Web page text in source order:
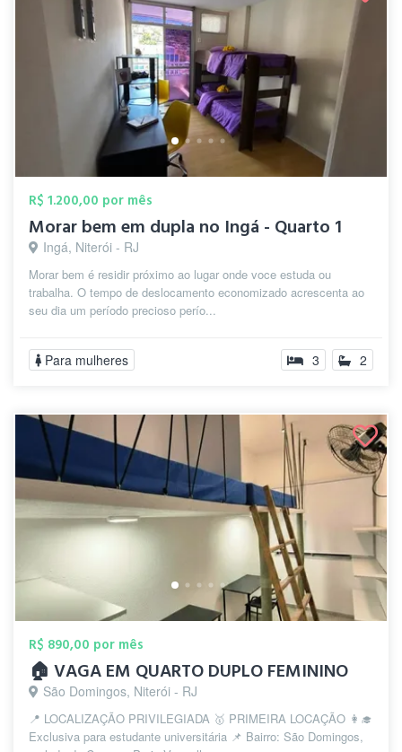
R$ 1.200,00 por mês
Morar bem em dupla no Ingá - Quarto 1
Ingá, Niterói - RJ
Morar bem é residir próximo ao lugar onde voce estuda ou
trabalha. O tempo de deslocamento economizado acrescenta ao
seu dia um período precioso perío...
Para mulheres 3 2
R$ 890,00 por mês
🏠 VAGA EM QUARTO DUPLO FEMININO
São Domingos, Niterói - RJ
📍 LOCALIZAÇÃO PRIVILEGIADA 🥇 PRIMEIRA LOCAÇÃO 👩‍🎓
Exclusiva para estudante universitária 📌 Bairro: São Domingos,